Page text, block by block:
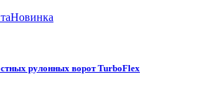
Новинка
рулонных ворот TurboFlex